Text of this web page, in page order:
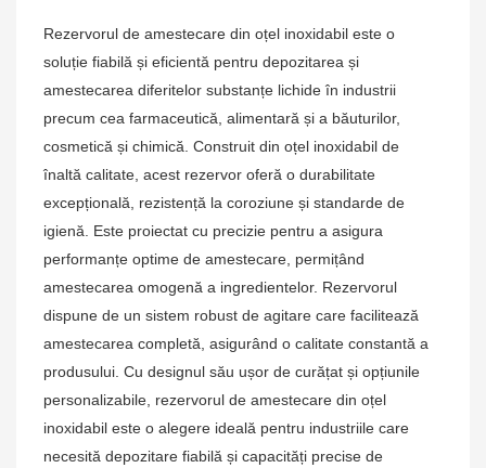
Rezervorul de amestecare din oțel inoxidabil este o
soluție fiabilă și eficientă pentru depozitarea și
amestecarea diferitelor substanțe lichide în industrii
precum cea farmaceutică, alimentară și a băuturilor,
cosmetică și chimică. Construit din oțel inoxidabil de
înaltă calitate, acest rezervor oferă o durabilitate
excepțională, rezistență la coroziune și standarde de
igienă. Este proiectat cu precizie pentru a asigura
performanțe optime de amestecare, permițând
amestecarea omogenă a ingredientelor. Rezervorul
dispune de un sistem robust de agitare care facilitează
amestecarea completă, asigurând o calitate constantă a
produsului. Cu designul său ușor de curățat și opțiunile
personalizabile, rezervorul de amestecare din oțel
inoxidabil este o alegere ideală pentru industriile care
necesită depozitare fiabilă și capacități precise de